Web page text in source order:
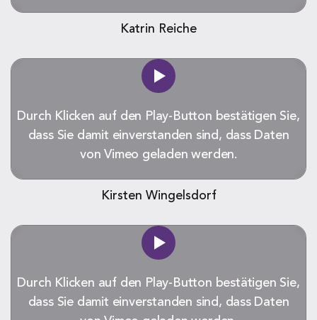
Katrin Reiche
Durch Klicken auf den Play-Button bestätigen Sie,
dass Sie damit einverstanden sind, dass Daten
von Vimeo geladen werden.
Kirsten Wingelsdorf
Durch Klicken auf den Play-Button bestätigen Sie,
dass Sie damit einverstanden sind, dass Daten